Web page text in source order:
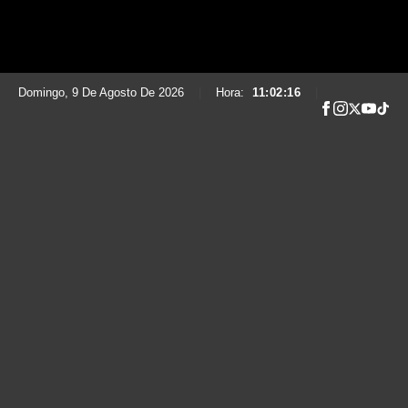
Domingo, 9 De Agosto De 2026 Hora: 11:02:17